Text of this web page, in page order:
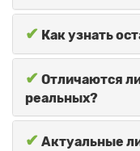
✔ Как узнать
✔ Отличаются
реальных?
✔ Актуальные